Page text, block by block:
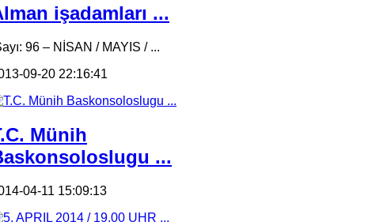
işadamları ...
96 – NİSAN / MAYIS / ...
09-20 22:16:41
Münih
...
04-11 15:09:13